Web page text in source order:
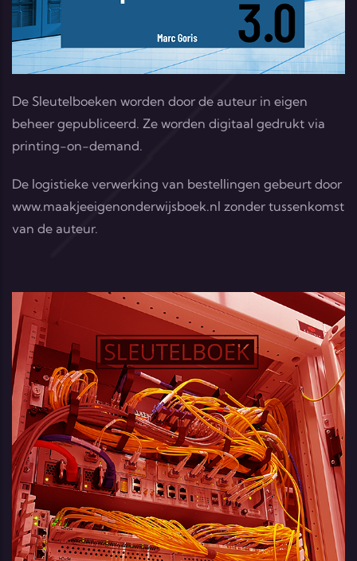
De Sleutelboeken worden door de auteur in eigen
beheer gepubliceerd. Ze worden digitaal gedrukt via
printing-on-demand.
De logistieke verwerking van bestellingen gebeurt door
www.maakjeeigenonderwijsboek.nl zonder tussenkomst
van de auteur.